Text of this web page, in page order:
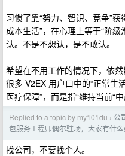
习惯了靠“努力、智识、竞争”
成本生活”，在心理上等于“阶
认。不是不想认，是不敢认。
希望在不用工作的情况下，依然
很多 V2EX 用户口中的“正常生
医疗保障”，而是指“维持当前“
Replied to a topic by my101du › 公
包服务工程师偶尔驻场，大家有什
找公司，不要找个人。